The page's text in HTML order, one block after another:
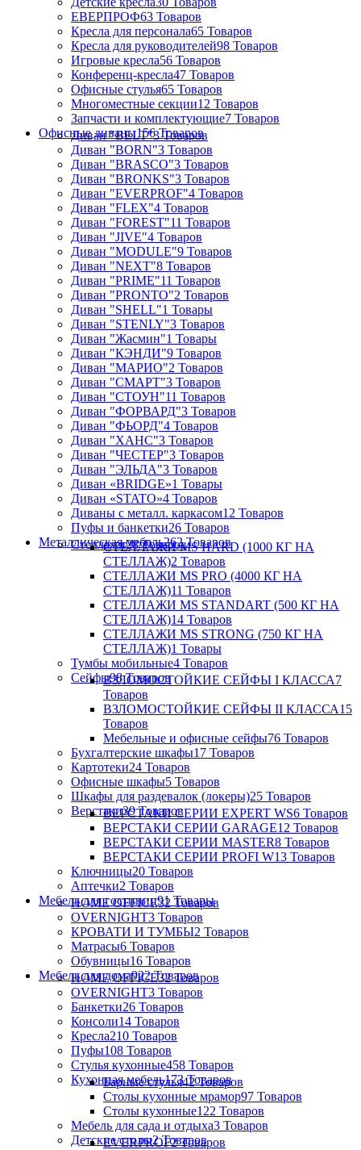
ЕВЕРПРОФ63 Товаров
Кресла для персонала65 Товаров
Кресла для руководителей98 Товаров
Игровые кресла56 Товаров
Конференц-кресла47 Товаров
Офисные стулья65 Товаров
Многоместные секции12 Товаров
Запчасти и комплектующие7 Товаров
Офисные диваны156 Товаров
Диван "BELT"3 Товаров
Диван "BORN"3 Товаров
Диван "BRASCO"3 Товаров
Диван "BRONKS"3 Товаров
Диван "EVERPROF"4 Товаров
Диван "FLEX"4 Товаров
Диван "FOREST"11 Товаров
Диван "JIVE"4 Товаров
Диван "MODULE"9 Товаров
Диван "NEXT"8 Товаров
Диван "PRIME"11 Товаров
Диван "PRONTO"2 Товаров
Диван "SHELL"1 Товары
Диван "STENLY"3 Товаров
Диван "Жасмин"1 Товары
Диван "КЭНДИ"9 Товаров
Диван "МАРИО"2 Товаров
Диван "СМАРТ"3 Товаров
Диван "СТОУН"11 Товаров
Диван "ФОРВАРД"3 Товаров
Диван "ФЬОРД"4 Товаров
Диван "ХАНС"3 Товаров
Диван "ЧЕСТЕР"3 Товаров
Диван "ЭЛЬДА"3 Товаров
Диван «BRIDGE»1 Товары
Диван «STATO»4 Товаров
Диваны с металл. каркасом12 Товаров
Пуфы и банкетки26 Товаров
Металлическая мебель262 Товаров
Стеллажи28 Товаров
СТЕЛЛАЖИ MS HARD (1000 КГ НА
СТЕЛЛАЖ)2 Товаров
СТЕЛЛАЖИ MS PRO (4000 КГ НА
СТЕЛЛАЖ)11 Товаров
СТЕЛЛАЖИ MS STANDART (500 КГ НА
СТЕЛЛАЖ)14 Товаров
СТЕЛЛАЖИ MS STRONG (750 КГ НА
СТЕЛЛАЖ)1 Товары
Тумбы мобильные4 Товаров
Сейфы98 Товаров
ВЗЛОМОСТОЙКИЕ СЕЙФЫ I КЛАССА7
Товаров
ВЗЛОМОСТОЙКИЕ СЕЙФЫ II КЛАССА15
Товаров
Мебельные и офисные сейфы76 Товаров
Бухгалтерские шкафы17 Товаров
Картотеки24 Товаров
Офисные шкафы5 Товаров
Шкафы для раздевалок (локеры)25 Товаров
Верстаки39 Товаров
ВЕРСТАКИ СЕРИИ EXPERT WS6 Товаров
ВЕРСТАКИ СЕРИИ GARAGE12 Товаров
ВЕРСТАКИ СЕРИИ MASTER8 Товаров
ВЕРСТАКИ СЕРИИ PROFI W13 Товаров
Ключницы20 Товаров
Аптечки2 Товаров
Мебель для гостиниц91 Товары
HOME OFFICE32 Товаров
OVERNIGHT3 Товаров
КРОВАТИ И ТУМБЫ2 Товаров
Матрасы6 Товаров
Обувницы16 Товаров
Мебель для дома922 Товаров
HOME OFFICE32 Товаров
OVERNIGHT3 Товаров
Банкетки26 Товаров
Консоли14 Товаров
Кресла210 Товаров
Пуфы108 Товаров
Стулья кухонные458 Товаров
Кухонная мебель173 Товаров
Барные стулья42 Товаров
Столы кухонные мрамор97 Товаров
Столы кухонные122 Товаров
Мебель для сада и отдыха3 Товаров
Детские столы2 Товаров
EVERPROF2 Товаров